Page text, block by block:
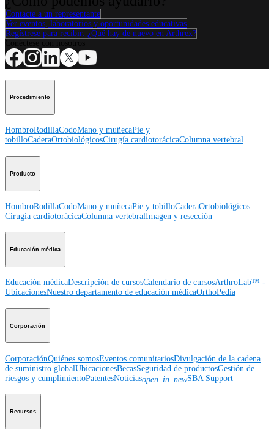
Contacte a un representante
Ver eventos, laboratorios y oportunidades educativas
Regístrese para recibir: ¿Qué hay de nuevo en Arthrex?
Procedimiento
HombroRodillaCodoMano y muñecaPie y
tobilloCaderaOrtobiológicosCirugía cardiotorácicaColumna vertebral
Producto
HombroRodillaCodoMano y muñecaPie y tobilloCaderaOrtobiológicos
Cirugía cardiotorácicaColumna vertebralImagen y resección
Educación médica
Educación médicaDescripción de cursosCalendario de cursosArthroLab™ -
UbicacionesNuestro departamento de educación médicaOrthoPedia
Corporación
CorporaciónQuiénes somosEventos comunitariosDivulgación de la cadena
de suministro globalUbicacionesBecasSeguridad de productosGestión de
riesgos y cumplimientoPatentesNoticiasopen_in_newSBA Support
Recursos